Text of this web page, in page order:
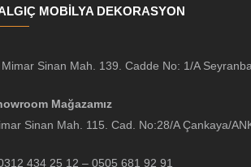
MOBİLYA DEKORASYON
Mimar Sinan Mah. 139. Cadde No: 1/A
Mağazamız
Sinan Mah. 115. Cad. No:28/A Çankaya/
434 25 12 – 0505 681 92 91